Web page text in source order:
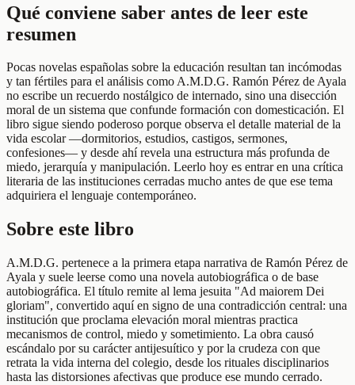
Qué conviene saber antes de leer este
resumen
Pocas novelas españolas sobre la educación resultan tan incómodas
y tan fértiles para el análisis como A.M.D.G. Ramón Pérez de Ayala
no escribe un recuerdo nostálgico de internado, sino una disección
moral de un sistema que confunde formación con domesticación. El
libro sigue siendo poderoso porque observa el detalle material de la
vida escolar —dormitorios, estudios, castigos, sermones,
confesiones— y desde ahí revela una estructura más profunda de
miedo, jerarquía y manipulación. Leerlo hoy es entrar en una crítica
literaria de las instituciones cerradas mucho antes de que ese tema
adquiriera el lenguaje contemporáneo.
Sobre este libro
A.M.D.G. pertenece a la primera etapa narrativa de Ramón Pérez de
Ayala y suele leerse como una novela autobiográfica o de base
autobiográfica. El título remite al lema jesuita "Ad maiorem Dei
gloriam", convertido aquí en signo de una contradicción central: una
institución que proclama elevación moral mientras practica
mecanismos de control, miedo y sometimiento. La obra causó
escándalo por su carácter antijesuítico y por la crudeza con que
retrata la vida interna del colegio, desde los rituales disciplinarios
hasta las distorsiones afectivas que produce ese mundo cerrado.